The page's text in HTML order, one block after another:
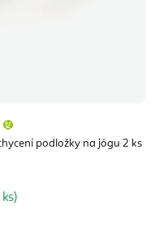
podložky na jógu 2 ks
produktu
je
ks)